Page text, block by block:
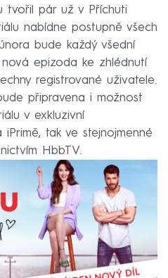
tvořil pár už v Příchuti
nabídne postupně všech
bude každý všední
epizoda ke zhlédnutí
registrované uživatele.
připravena i možnost
v exkluzivní
tak ve stejnojmenné
HbbTV.